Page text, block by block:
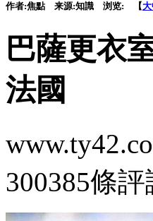
作者:焦點 来源:知識 浏览: 【大
巴薩更衣
法國
300385條評